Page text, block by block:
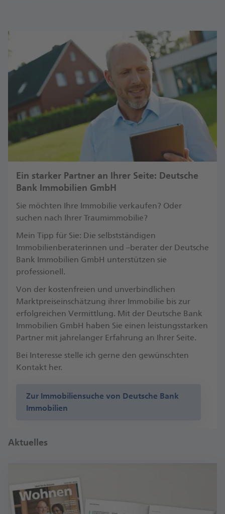
Ein starker Partner an Ihrer Seite: Deutsche
Bank Immobilien GmbH
Sie möchten Ihre Immobilie verkaufen? Oder
suchen nach Ihrer Traumimmobilie?
Mein Tipp für Sie: Die selbstständigen
Immobilienberaterinnen und –berater der Deutsche
Bank Immobilien GmbH unterstützen sie
professionell.
Von der kostenfreien und unverbindlichen
Marktpreiseinschätzung ihrer Immobilie bis zur
erfolgreichen Vermittlung. Mit der Deutsche Bank
Immobilien GmbH haben Sie einen leistungsstarken
Partner mit jahrelanger Erfahrung an Ihrer Seite.
Bei Interesse stelle ich gerne den gewünschten
Kontakt her.
Zur Immobiliensuche von Deutsche Bank
Immobilien
Aktuelles